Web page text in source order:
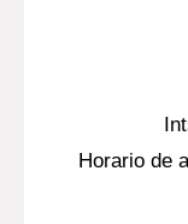
Horario de